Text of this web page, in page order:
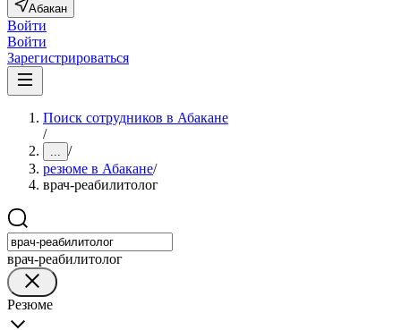
Абакан
Войти
Войти
Зарегистрироваться
Поиск сотрудников в Абакане
/
... /
резюме в Абакане/
врач-реабилитолог
врач-реабилитолог
Резюме